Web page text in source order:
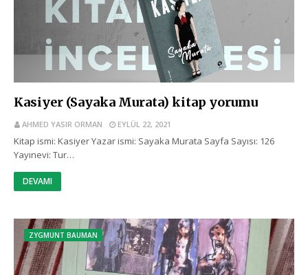
Kasiyer (Sayaka Murata) kitap yorumu
AHMED YASIR ORMAN EYLÜL 22, 2021
Kitap ismi: Kasiyer Yazar ismi: Sayaka Murata Sayfa Sayısı: 126
Yayınevi: Tur…
DEVAMI
ZYGMUNT BAUMAN